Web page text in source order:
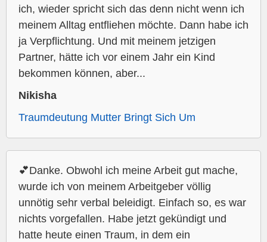
ich, wieder spricht sich das denn nicht wenn ich
meinem Alltag entfliehen möchte. Dann habe ich
ja Verpflichtung. Und mit meinem jetzigen
Partner, hätte ich vor einem Jahr ein Kind
bekommen können, aber...
Nikisha
Traumdeutung Mutter Bringt Sich Um
💕Danke. Obwohl ich meine Arbeit gut mache,
wurde ich von meinem Arbeitgeber völlig
unnötig sehr verbal beleidigt. Einfach so, es war
nichts vorgefallen. Habe jetzt gekündigt und
hatte heute einen Traum, in dem ein